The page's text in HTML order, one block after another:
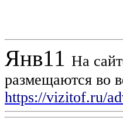
Янв11 На
размещаются во
https://vizitof.ru/